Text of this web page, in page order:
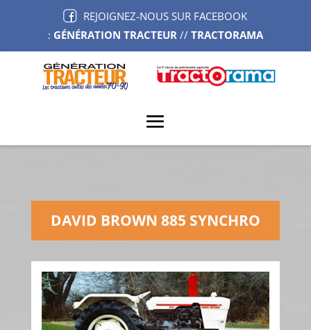
REJOIGNEZ-NOUS SUR FACEBOOK
: GÉNÉRATION TRACTEUR// TRACTORAMA
DAVID BROWN 885 SYNCHRO